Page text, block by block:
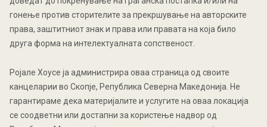
гонење против сторителите за прекршување на авторските
права, заштитниот знак и права или правата на која било
друга форма на интелектуалната сопственост.
Ројалe Хоусе ја администрира оваа страница од своите
канцеларии во Скопје, Република Северна Македонија. Не
гарантираме дека материјалите и услугите на оваа локација
се соодветни или достапни за користење надвор од